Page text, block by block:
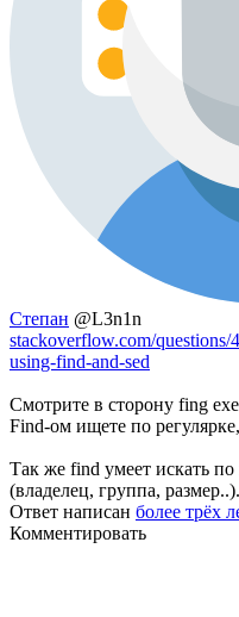
Степан @L3n1n
stackoverflow.com/
using-find-and-sed
Смотрите в сторону fing
Find-ом ищете по
Так же find умеет искать
(владелец, группа, размер..).
Ответ написан более трёх
Комментировать